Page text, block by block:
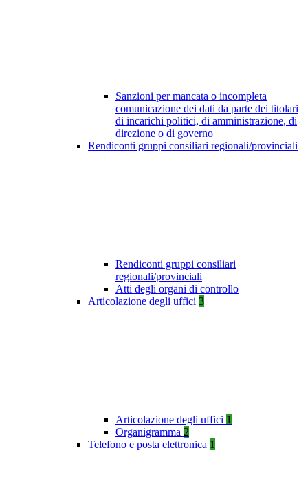
Sanzioni per mancata o incompleta
comunicazione dei dati da parte dei titolari
di incarichi politici, di amministrazione, di
direzione o di governo
Rendiconti gruppi consiliari regionali/provinciali
Rendiconti gruppi consiliari
regionali/provinciali
Atti degli organi di controllo
Articolazione degli uffici 3
Articolazione degli uffici 1
Organigramma 2
Telefono e posta elettronica 1